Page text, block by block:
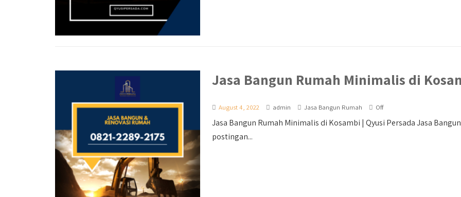
Jasa Bangun Rumah Minimalis di
August 4, 2022 admin Jasa Bangun Rumah Off
Jasa Bangun Rumah Minimalis di Kosambi | Qyusi Persada Jasa
postingan...